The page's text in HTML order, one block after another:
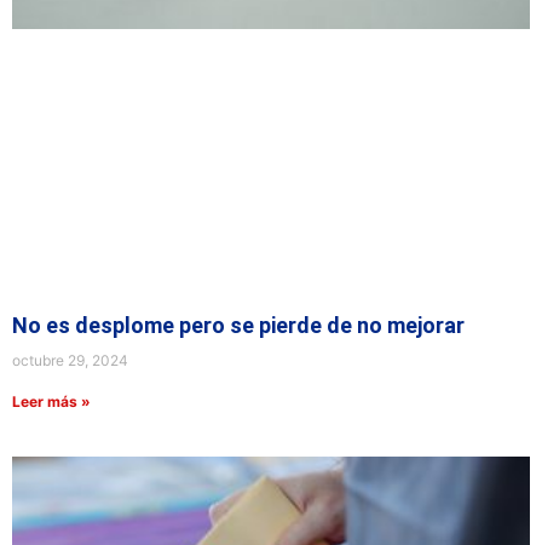
No es desplome pero se pierde de no mejorar
octubre 29, 2024
Leer más »